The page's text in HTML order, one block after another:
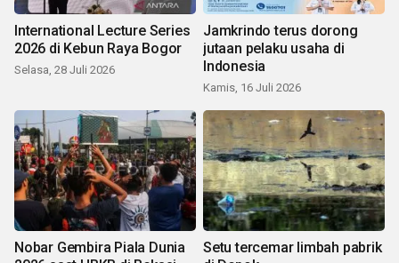
International Lecture Series
2026 di Kebun Raya Bogor
Selasa, 28 Juli 2026
Jamkrindo terus dorong
jutaan pelaku usaha di
Indonesia
Kamis, 16 Juli 2026
Nobar Gembira Piala Dunia
Setu tercemar limbah pabrik